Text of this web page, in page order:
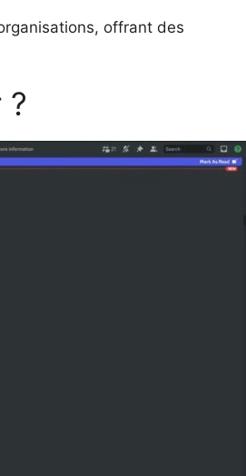
offrant des